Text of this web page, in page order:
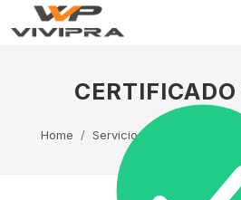
Home Servicio Técnico